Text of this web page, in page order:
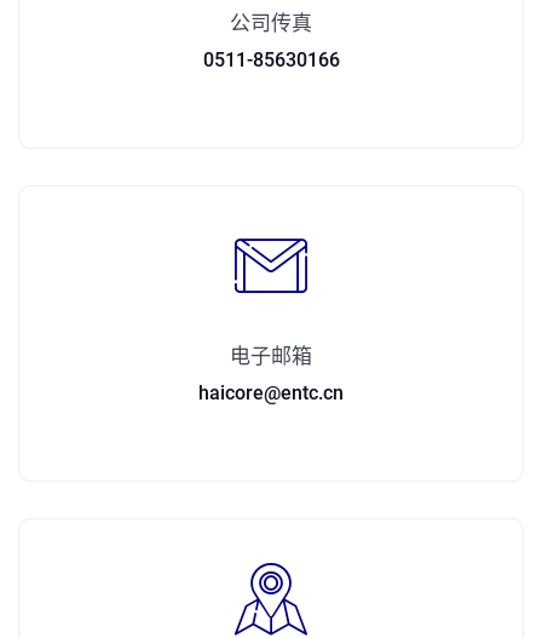
公司传真
0511-85630166
电子邮箱
haicore@entc.cn